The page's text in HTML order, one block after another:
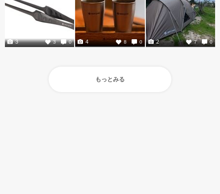
3 0
3 8 0
4 7 0
2
もっとみる